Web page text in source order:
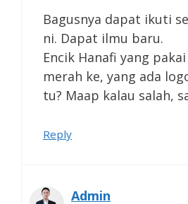
Bagusnya dapat ikuti
ni. Dapat ilmu baru.
Encik Hanafi yang
merah ke, yang ada
tu? Maap kalau salah,
Reply
Admin